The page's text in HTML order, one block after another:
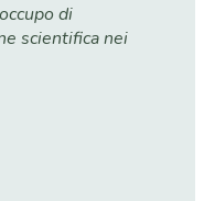
di
scientifica nei